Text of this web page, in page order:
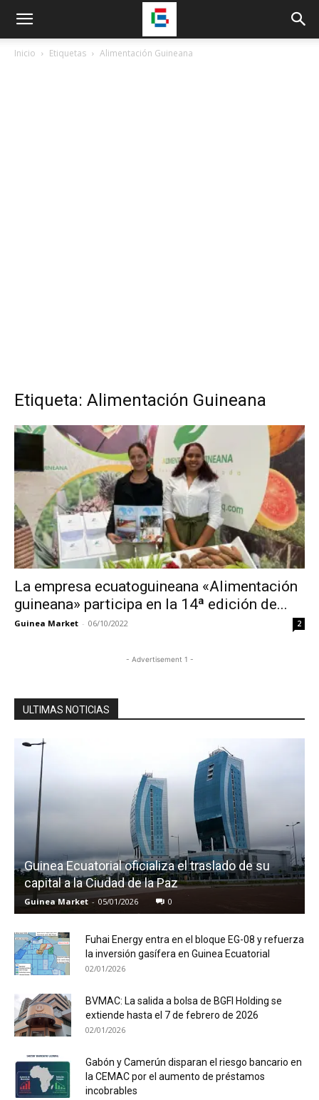
Inicio Etiquetas Alimentación Guineana
Etiqueta: Alimentación Guineana
La empresa ecuatoguineana «Alimentación
guineana» participa en la 14ª edición de...
Guinea Market - 06/10/2022 2
- Advertisement 1 -
ULTIMAS NOTICIAS
Guinea Ecuatorial oficializa el traslado de su
capital a la Ciudad de la Paz
Guinea Market - 05/01/2026 0
Fuhai Energy entra en el bloque EG-08 y refuerza
la inversión gasífera en Guinea Ecuatorial
02/01/2026
BVMAC: La salida a bolsa de BGFI Holding se
extiende hasta el 7 de febrero de 2026
02/01/2026
Gabón y Camerún disparan el riesgo bancario en
la CEMAC por el aumento de préstamos
incobrables